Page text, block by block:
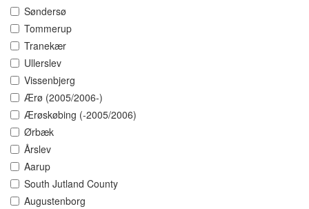
Søndersø
Tommerup
Tranekær
Ullerslev
Vissenbjerg
Ærø (2005/2006-)
Ærøskøbing (-2005/2006)
Ørbæk
Årslev
Aarup
South Jutland County
Augustenborg